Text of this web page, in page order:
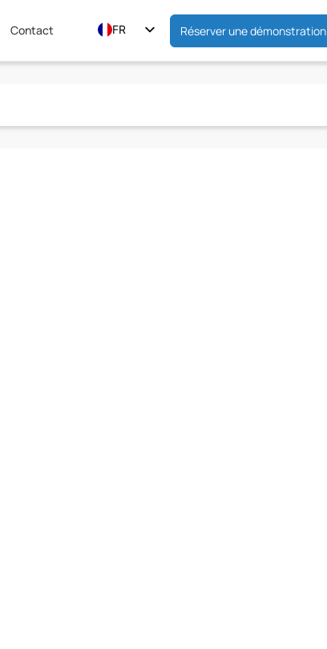
Contact FR
EN
Réserver une démonstration